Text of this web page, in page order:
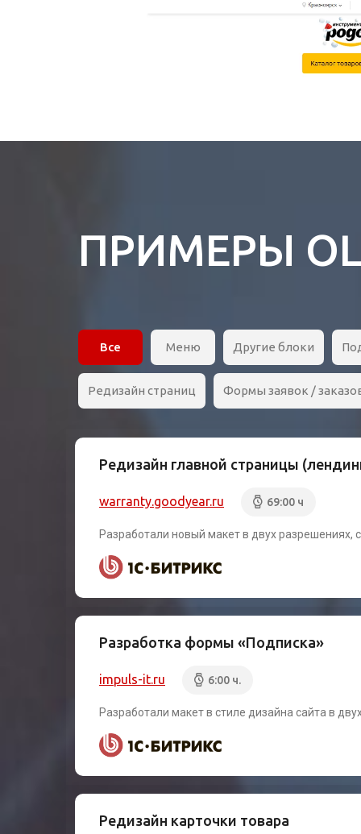
ПРИМЕРЫ
Все Меню Другие блоки
Редизайн страниц Формы заявок /
Редизайн главной страницы
warranty.goodyear.ru 69:00 ч
Разработали новый макет в двух разрешениях,
Разработка формы «Подписка»
impuls-it.ru 6:00 ч.
Разработали макет в стиле дизайна сайта в
Редизайн карточки товара